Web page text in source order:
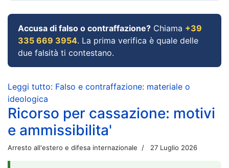
Accusa di falso o contraffazione? Chiama +39
335 669 3954. La prima verifica è quale delle
due falsità ti contestano.
Leggi tutto: Falso e contraffazione: materiale o
ideologica
Ricorso per cassazione: motivi
e ammissibilita'
Arresto all'estero e difesa internazionale 27 Luglio 2026